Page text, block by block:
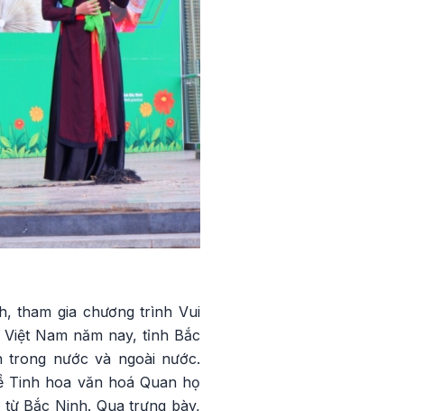
tham gia chương trình Vui
Nam năm nay, tỉnh Bắc
nước và ngoài nước.
hoa văn hoá Quan họ
Bắc Ninh. Qua trưng bày,